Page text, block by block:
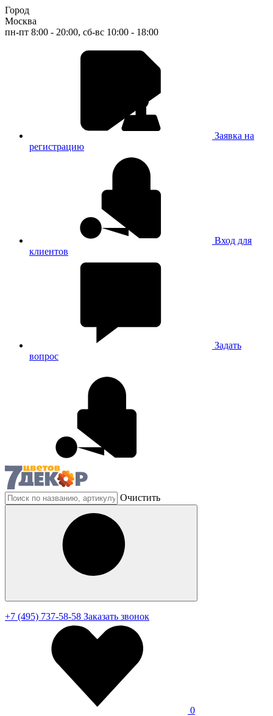
Город
Москва
пн-пт 8:00 - 20:00, сб-вс 10:00 - 18:00
Заявка на
регистрацию
Вход для
клиентов
Задать
вопрос
Очистить
+7 (495) 737-58-58 Заказать звонок
0